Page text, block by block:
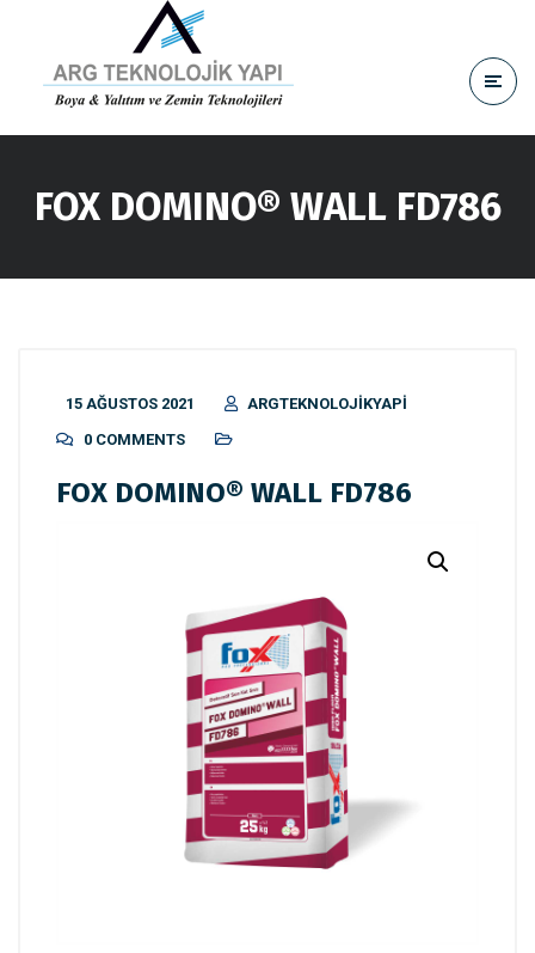
FOX DOMINO® WALL FD786
15 AĞUSTOS 2021
ARGTEKNOLOJIKYAPI
0 COMMENTS
FOX DOMINO® WALL FD786